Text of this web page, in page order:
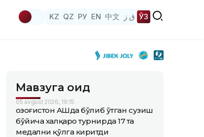
KZ QZ РУ EN 中文 ق ز ЎЗ
Мавзуга оид
05 avgust 2026, 19:15
Қозоғистон АҚШда бўлиб ўтган сузиш
бўйича халқаро турнирда 17 та
медални қўлга киритди